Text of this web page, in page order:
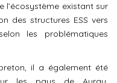
existant sur
des structures ESS vers
les problématiques
il a également été